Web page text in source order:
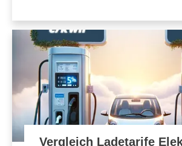
Vergleich Ladetarife